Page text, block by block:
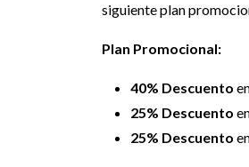
siguiente plan
Plan Promocional:
40% Descuento
25% Descuento
25% Descuento